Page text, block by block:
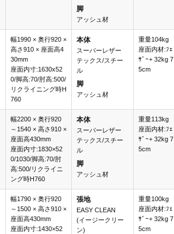
脚
アッシュ材
幅1990 × 奥行920 ×
高さ910 × 座面高4
30mm
座面内寸:1630x52
0/脚高:70/肘高:500/
リクライニング時H
760
本体
スーパーレザー
テックス/スチー
ル
脚
アッシュ材
重量104kg
座面内材:ﾌｪ
ｻﾞｰ+ 32kg 7.
5cm
幅2200 × 奥行920
～1540 × 高さ910 ×
座面高430mm
座面内寸:1830×52
0/1030/脚高:70/肘
高:500/リクライニ
ング時H760
本体
スーパーレザー
テックス/スチー
ル
脚
アッシュ材
重量113kg
座面内材:ﾌｪ
ｻﾞｰ+ 32kg 7.
5cm
幅1790 × 奥行920
～1500 × 高さ910 ×
座面高430mm
座面内寸:1430×52
張地
EASY CLEAN
(イージークリー
ン)
重量100kg
座面内材:ﾌｪ
ｻﾞｰ+ 32kg 7.
5cm